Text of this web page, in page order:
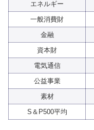
エネルギー
一般消費財
金融
資本財
電気通信
公益事業
素材
S＆P500平均